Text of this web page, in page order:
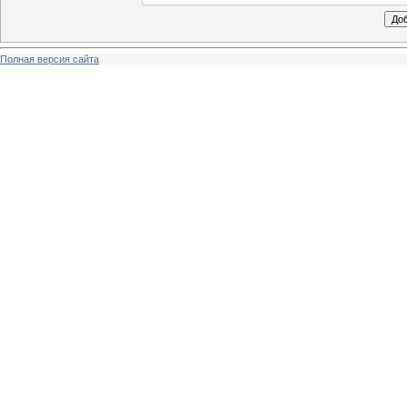
Полная версия сайта